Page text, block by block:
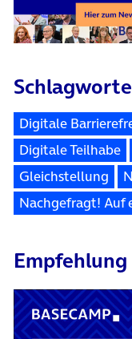
Schlagworte
Digitale
Digitale Teilhabe
Gleichstellung
Nachgefragt! Auf